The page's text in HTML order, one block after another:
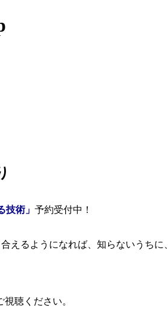
技術」 予約受付中！
えるようになれば、知らないうち
聴ください。